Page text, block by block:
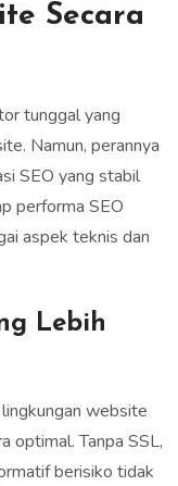
Secara
tunggal yang
Namun, perannya
SEO yang stabil
performa SEO
aspek teknis dan
Lebih
website
optimal. Tanpa SSL,
berisiko tidak